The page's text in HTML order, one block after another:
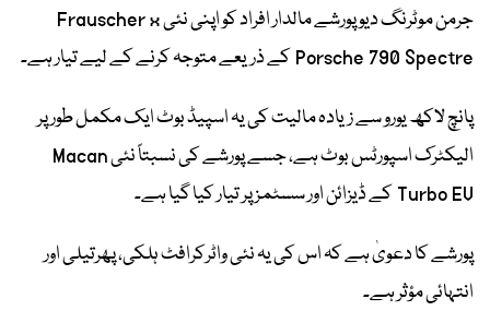
جرمن موٹرنگ دیو پورشے مالدار افراد کو اپنی نئی Frauscher x
Porsche 790 Spectre کے ذریعے متوجہ کرنے کے لیے تیار ہے۔
پانچ لاکھ یورو سے زیادہ مالیت کی یہ اسپیڈ بوٹ ایک مکمل طور پر
الیکٹرک اسپورٹس بوٹ ہے، جسے پورشے کی نسبتاً نئی Macan
Turbo EV کے ڈیزائن اور سسٹمز پر تیار کیا گیا ہے۔
پورشے کا دعویٰ ہے کہ اس کی یہ نئی واٹرکرافٹ ہلکی، پھرتیلی اور
انتہائی مؤثر ہے۔